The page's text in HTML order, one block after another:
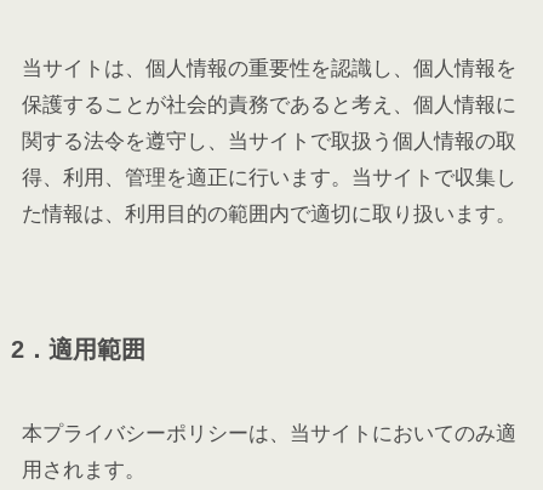
当サイトは、個人情報の重要性を認識し、個人情報を
保護することが社会的責務であると考え、個人情報に
関する法令を遵守し、当サイトで取扱う個人情報の取
得、利用、管理を適正に行います。当サイトで収集し
た情報は、利用目的の範囲内で適切に取り扱います。
2．適用範囲
本プライバシーポリシーは、当サイトにおいてのみ適
用されます。